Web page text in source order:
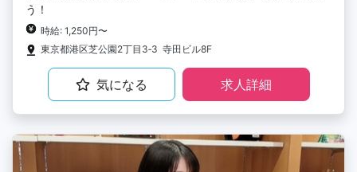
う！
時給: 1,250円〜
東京都港区芝公園2丁目3‐3 寺田ビル8F
気になる 求人詳細